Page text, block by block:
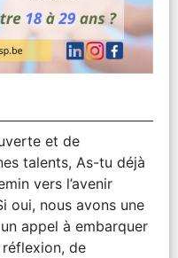
et de
talents, As-tu déjà
vers l’avenir
oui, nous avons une
appel à embarquer
de